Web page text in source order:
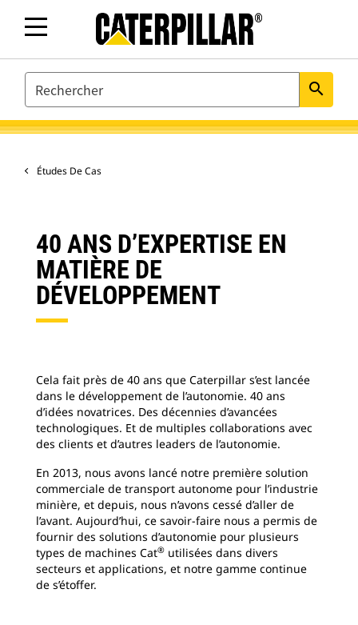
SEARCH search
Études De Cas
40 ANS D’EXPERTISE EN
MATIÈRE DE
DÉVELOPPEMENT
Cela fait près de 40 ans que Caterpillar s’est lancée
dans le développement de l’autonomie. 40 ans
d’idées novatrices. Des décennies d’avancées
technologiques. Et de multiples collaborations avec
des clients et d’autres leaders de l’autonomie.
En 2013, nous avons lancé notre première solution
commerciale de transport autonome pour l’industrie
minière, et depuis, nous n’avons cessé d’aller de
l’avant. Aujourd’hui, ce savoir-faire nous a permis de
fournir des solutions d’autonomie pour plusieurs
types de machines Cat® utilisées dans divers
secteurs et applications, et notre gamme continue
de s’étoffer.